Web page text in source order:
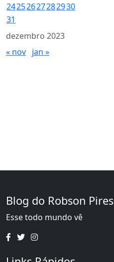
dezembro 2023
24252627282930
31
« nov jan »
Blog do Robson Pires
Esse todo mundo vê